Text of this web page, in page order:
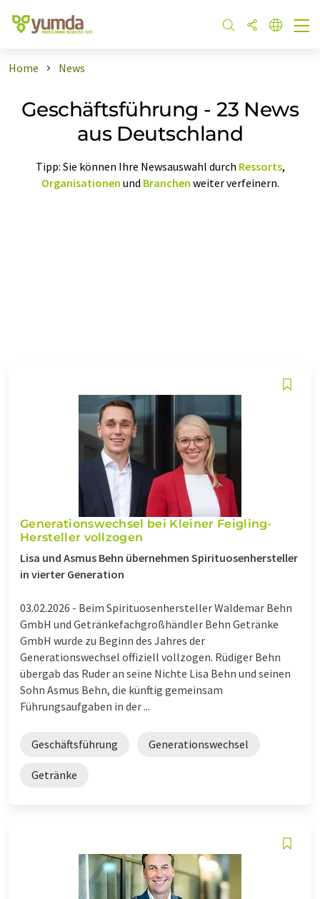
Home News
Geschäftsführung - 23 News
aus Deutschland
Tipp: Sie können Ihre Newsauswahl durch Ressorts,
Organisationen und Branchen weiter verfeinern.
Generationswechsel bei Kleiner Feigling-
Hersteller vollzogen
Lisa und Asmus Behn übernehmen Spirituosenhersteller
in vierter Generation
03.02.2026 - Beim Spirituosenhersteller Waldemar Behn
GmbH und Getränkefachgroßhändler Behn Getränke
GmbH wurde zu Beginn des Jahres der
Generationswechsel offiziell vollzogen. Rüdiger Behn
übergab das Ruder an seine Nichte Lisa Behn und seinen
Sohn Asmus Behn, die künftig gemeinsam
Führungsaufgaben in der ...
Geschäftsführung Generationswechsel
Getränke